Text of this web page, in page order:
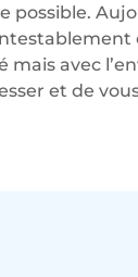
possible.
mais avec
et de